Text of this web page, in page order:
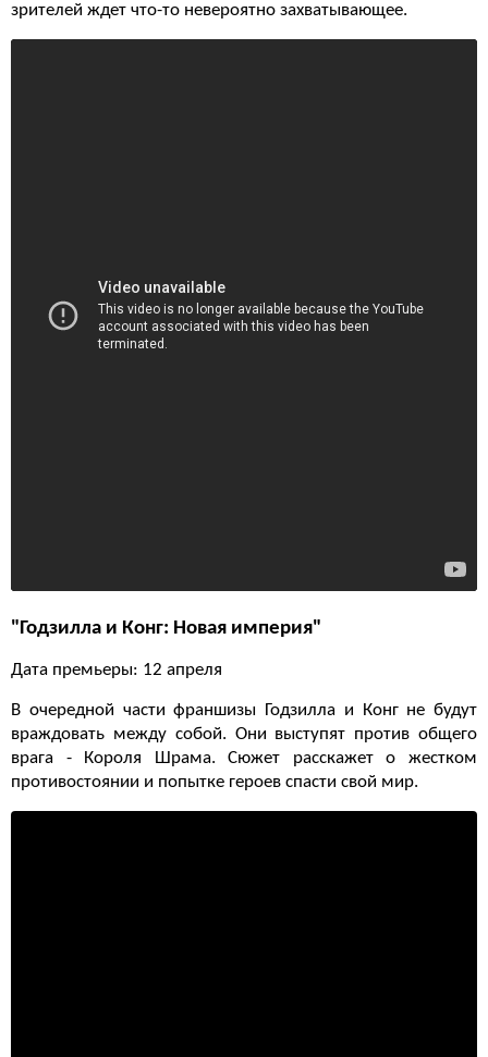
зрителей ждет что-то невероятно захватывающее.
"Годзилла и Конг: Новая империя"
Дата премьеры: 12 апреля
В очередной части франшизы Годзилла и Конг не будут
враждовать между собой. Они выступят против общего
врага - Короля Шрама. Сюжет расскажет о жестком
противостоянии и попытке героев спасти свой мир.